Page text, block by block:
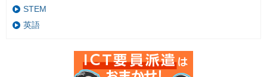
STEM
英語